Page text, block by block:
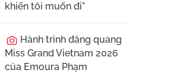
khiến tôi muốn đi"
Hành trình đăng quang
Miss Grand Vietnam 2026
của Emoura Phạm